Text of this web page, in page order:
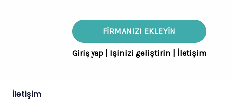
FIRMANIZI EKLEYIN
Giriş yap Işinizi geliştirin İletişim
İletişim